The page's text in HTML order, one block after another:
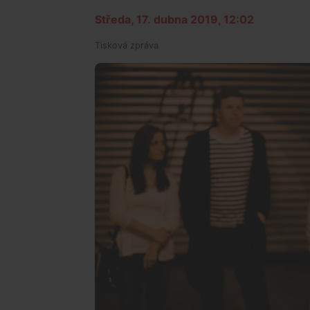
Středa, 17. dubna 2019, 12:02
Tisková zpráva